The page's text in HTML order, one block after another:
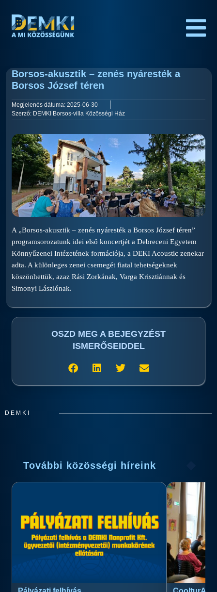
Borsos-akusztik – zenés nyáresték a
Borsos József téren
Megjelenés dátuma: 2025-06-30
Szerző: DEMKI Borsos-villa Közösségi Ház
A „Borsos-akusztik – zenés nyáresték a Borsos József téren”
programsorozatunk idei első koncertjét a Debreceni Egyetem
Könnyűzenei Intézetének formációja, a DEKI Acoustic zenekar
adta. A különleges zenei csemegét fiatal tehetségeknek
köszönhettük, azaz Rási Zorkának, Varga Krisztiánnak és
Simonyi Lászlónak.
OSZD MEG A BEJEGYZÉST
ISMERŐSEIDDEL
DEMKI
További közösségi híreink